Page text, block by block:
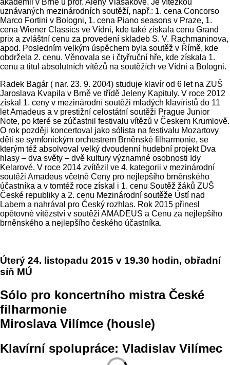
akademii v Brně u prof. Aleny Vlasákové. Je vítězkou
uznávaných mezinárodních soutěží, např.: 1. cena Concorso
Marco Fortini v Bologni, 1. cena Piano seasons v Praze, 1.
cena Wiener Classics ve Vídni, kde také získala cenu Grand
prix a zvláštní cenu za provedení skladeb S. V. Rachmaninova,
apod. Posledním velkým úspěchem byla soutěž v Římě, kde
obdržela 2. cenu. Věnovala se i čtyřruční hře, kde získala 1.
cenu a titul absolutních vítězů na soutěžích ve Vídni a Bologni.
Radek Bagár ( nar. 23. 9. 2004) studuje klavír od 6 let na ZUŠ
Jaroslava Kvapila v Brně ve třídě Jeleny Kapituly. V roce 2012
získal 1. ceny v mezinárodní soutěži mladých klavíristů do 11
let Amadeus a v prestižní celostátní soutěži Prague Junior
Note, po které se zúčastnil festivalu vítězů v Českem Krumlově.
O rok později koncertoval jako sólista na festivalu Mozartovy
děti se symfonickým orchestrem Brněnské filharmonie, se
kterým též absolvoval velký dvoudenní hudební projekt Dva
hlasy – dva světy – dvě kultury významné osobnosti Idy
Kelarové. V roce 2014 zvítězil ve 4. kategorii v mezinárodní
soutěži Amadeus včetně Ceny pro nejlepšího brněnského
účastníka a v tomtéž roce získal i 1. cenu Soutěž žáků ZUŠ
České republiky a 2. cenu Mezinárodní soutěže Ústí nad
Labem a nahrával pro Český rozhlas. Rok 2015 přinesl
opětovné vítězství v soutěži AMADEUS a Cenu za nejlepšího
brněnského a nejlepšího českého účastníka.
Úterý 24. listopadu 2015 v 19.30 hodin, obřadní
síň MÚ
Sólo pro koncertního mistra České
filharmonie
Miroslava Vilímce (housle)
Klavírní spolupráce: Vladislav Vilímec